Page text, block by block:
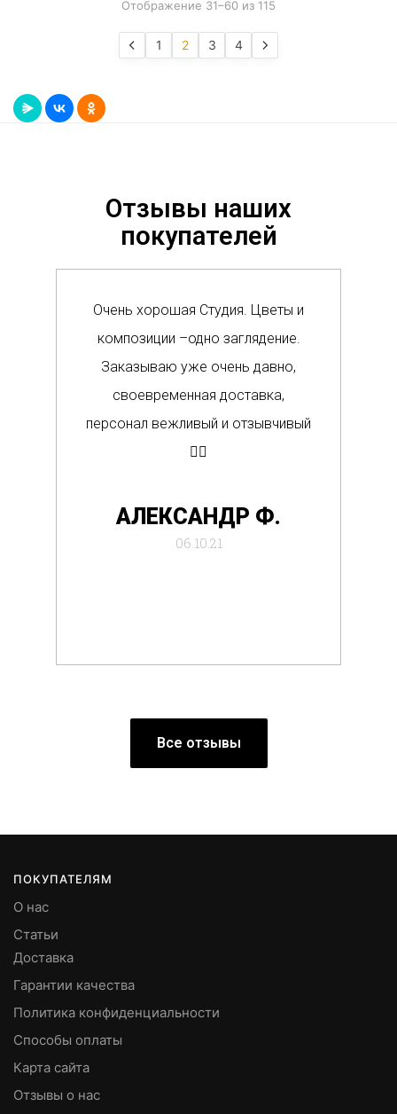
Отображение 31–60 из 115
1 2 3 4
Отзывы наших
покупателей
Очень хорошая Студия. Цветы и
композиции –одно заглядение.
Заказываю уже очень давно,
своевременная доставка,
персонал вежливый и отзывчивый
👍🏼
АЛЕКСАНДР Ф.
06.10.21
Все отзывы
ПОКУПАТЕЛЯМ
О нас
Статьи
Доставка
Гарантии качества
Политика конфиденциальности
Способы оплаты
Карта сайта
Отзывы о нас